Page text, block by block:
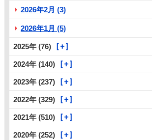
2026年2月 (3)
2026年1月 (5)
2025年 (76)
2024年 (140)
2023年 (237)
2022年 (329)
2021年 (510)
2020年 (252)